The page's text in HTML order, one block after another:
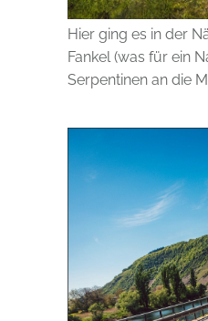
Hier ging es in der
Fankel (was für ein
Serpentinen an die